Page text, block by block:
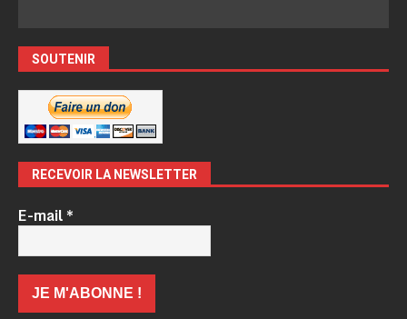
SOUTENIR
RECEVOIR LA NEWSLETTER
E-mail*